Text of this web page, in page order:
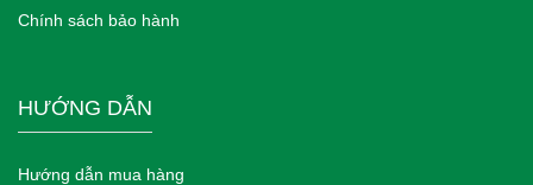
Chính sách bảo hành
HƯỚNG DẪN
Hướng dẫn mua hàng